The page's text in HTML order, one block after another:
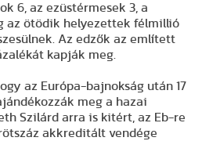
6, az ezüstérmesek 3, a
az ötödik helyezettek félmillió
Az edzők az említett
kapják meg.
az Európa-bajnokság után 17
meg a hazai
Szilárd arra is kitért, az Eb-re
akkreditált vendége